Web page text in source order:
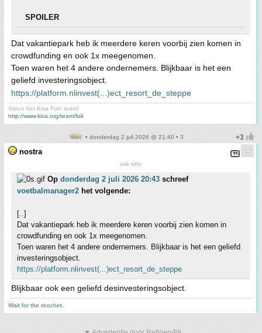
SPOILER
Dat vakantiepark heb ik meerdere keren voorbij zien komen in
crowdfunding en ook 1x meegenomen.
Toen waren het 4 andere ondernemers. Blijkbaar is het een
geliefd investeringsobject.
https://platform.nlinvest(...)ect_resort_de_steppe
Steun het Kiva Fok! team!
http://www.kiva.org/team/fok
• donderdag 2 juli 2026 @ 21:40 • 3
nostra
ask why
Op donderdag 2 juli 2026 20:43 schreef
voetbalmanager2 het volgende:
[..]
Dat vakantiepark heb ik meerdere keren voorbij zien komen in
crowdfunding en ook 1x meegenomen.
Toen waren het 4 andere ondernemers. Blijkbaar is het een geliefd
investeringsobject.
https://platform.nlinvest(...)ect_resort_de_steppe
Blijkbaar ook een geliefd desinvesteringsobject.
Wait for the ricochet.